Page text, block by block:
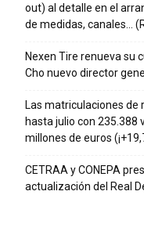
out) al detalle en el
de medidas, canales…
Nexen Tire renueva su
Cho nuevo director
Las matriculaciones de
hasta julio con 235.388
millones de euros
CETRAA y CONEPA
actualización del Real